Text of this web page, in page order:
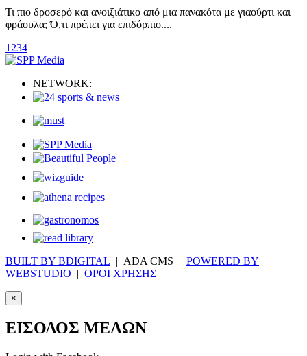
Τι πιο δροσερό και ανοιξιάτικο από μια πανακότα με γιαούρτι και
φράουλα; Ό,τι πρέπει για επιδόρπιο....
1 234
NETWORK:
BUILT BY BDIGITAL | ADA CMS | POWERED BY
WEBSTUDIO | ΟΡΟΙ ΧΡΗΣΗΣ
×
ΕΙΣΟΔΟΣ ΜΕΛΩΝ